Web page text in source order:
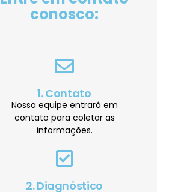
conosco:
1. Contato
Nossa equipe entrará em
contato para coletar as
informações.
2. Diagnóstico